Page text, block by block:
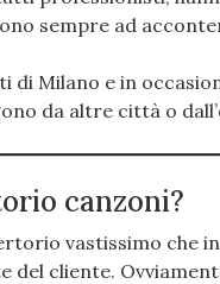
sempre ad
di Milano e in
da altre città o
canzoni?
vastissimo che
del cliente.